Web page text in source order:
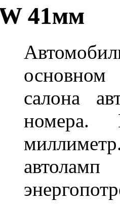
41мм
основном
салона
номера.